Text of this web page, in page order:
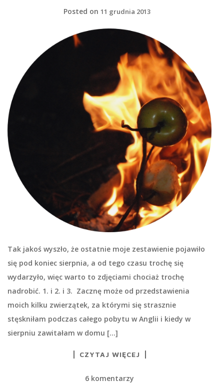
Posted on 11 grudnia 2013
Tak jakoś wyszło, że ostatnie moje zestawienie pojawiło
się pod koniec sierpnia, a od tego czasu trochę się
wydarzyło, więc warto to zdjęciami chociaż trochę
nadrobić. 1. i 2. i 3. Zacznę może od przedstawienia
moich kilku zwierzątek, za którymi się strasznie
stęskniłam podczas całego pobytu w Anglii i kiedy w
sierpniu zawitałam w domu […]
CZYTAJ WIĘCEJ
6 komentarzy